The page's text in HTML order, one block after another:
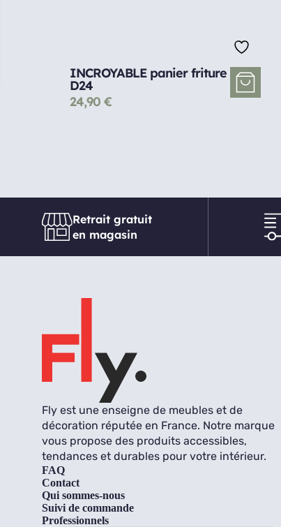
INCROYABLE panier friture
D24
24,90 €
Retrait gratuit
en magasin
Fly est une enseigne de meubles et de
décoration réputée en France. Notre marque
vous propose des produits accessibles,
tendances et durables pour votre intérieur.
FAQ
Contact
Qui sommes-nous
Suivi de commande
Professionnels